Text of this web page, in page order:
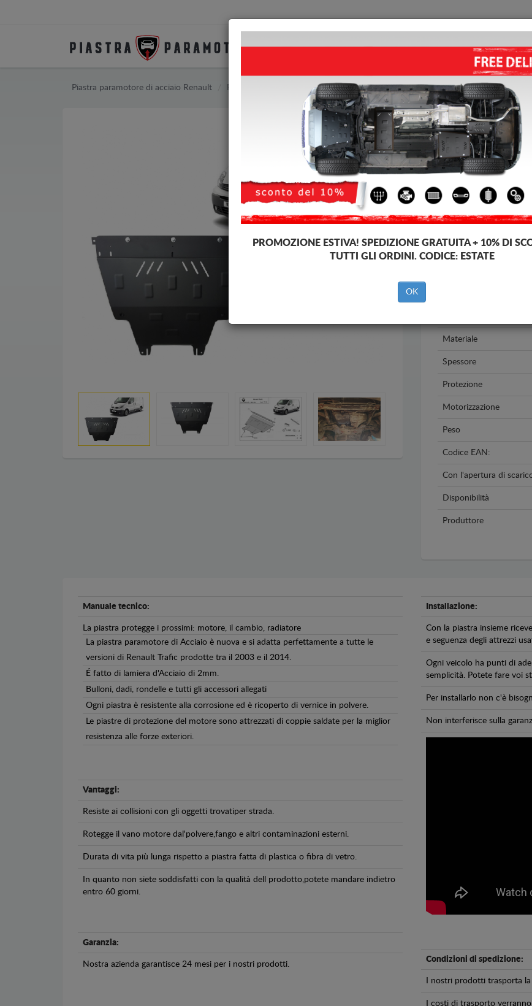
PIASTRA PARAMOTORE HOME CONSEGNARE
Piastra paramotore di acciaio Renault Piastra paramotore di acciaio Renault Trafic
PIASTRA PARAMOTORE
4.13 out of5stars
Codice del prodotto:
Materiale
Spessore
Protezione
Motorizzazione
Peso
Codice EAN:
Con l'apertura di
Disponibilità
Produttore
Manuale tecnico:
La piastra protegge i prossimi: motore, il cambio, radiatore
La piastra paramotore di Acciaio è nuova e si adatta perfettamente a tutte le
versioni di Renault Trafic prodotte tra il 2003 e il 2014.
É fatto di lamiera d'Acciaio di 2mm.
Bulloni, dadi, rondelle e tutti gli accessori allegati
Ogni piastra è resistente alla corrosione ed è ricoperto di vernice in polvere.
Le piastre di protezione del motore sono attrezzati di coppie saldate per la miglior
resistenza alle forze exteriori.
Vantaggi:
Resiste ai collisioni con gli oggetti trovatiper strada.
Rotegge il vano motore dal'polvere,fango e altri contaminazioni esterni.
Durata di vita più lunga rispetto a piastra fatta di plastica o fibra di vetro.
In quanto non siete soddisfatti con la qualità dell prodotto,potete mandare indietro
entro 60 giorni.
Garanzia:
Nostra azienda garantisce 24 mesi per i nostri prodotti.
Installazione:
Con la piastra insieme
e seguenza degli attrezzi
Ogni veicolo ha punti di
semplicità. Potete fare voi
Per installarlo non c'è
Non interferisce sulla
Condizioni di spedizione:
I nostri prodotti trasporta
I costi di trasporto
PROMOZIONE ESTIVA! SPEDIZIONE GRATUITA + 10% DI
TUTTI GLI ORDINI. CODICE: ESTATE
OK